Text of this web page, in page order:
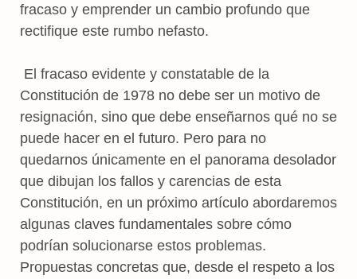
fracaso y emprender un cambio profundo que
rectifique este rumbo nefasto.
El fracaso evidente y constatable de la
Constitución de 1978 no debe ser un motivo de
resignación, sino que debe enseñarnos qué no se
puede hacer en el futuro. Pero para no
quedarnos únicamente en el panorama desolador
que dibujan los fallos y carencias de esta
Constitución, en un próximo artículo abordaremos
algunas claves fundamentales sobre cómo
podrían solucionarse estos problemas.
Propuestas concretas que, desde el respeto a los